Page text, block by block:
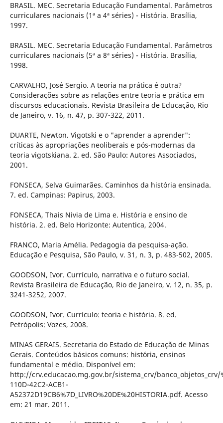
BRASIL. MEC. Secretaria Educação Fundamental. Parâmetros
curriculares nacionais (1ª a 4ª séries) - História. Brasília,
1997.
BRASIL. MEC. Secretaria Educação Fundamental. Parâmetros
curriculares nacionais (5ª a 8ª séries) - História. Brasília,
1998.
CARVALHO, José Sergio. A teoria na prática é outra?
Considerações sobre as relações entre teoria e prática em
discursos educacionais. Revista Brasileira de Educação, Rio
de Janeiro, v. 16, n. 47, p. 307-322, 2011.
DUARTE, Newton. Vigotski e o "aprender a aprender":
críticas às apropriações neoliberais e pós-modernas da
teoria vigotskiana. 2. ed. São Paulo: Autores Associados,
2001.
FONSECA, Selva Guimarães. Caminhos da história ensinada.
7. ed. Campinas: Papirus, 2003.
FONSECA, Thais Nivia de Lima e. História e ensino de
história. 2. ed. Belo Horizonte: Autentica, 2004.
FRANCO, Maria Amélia. Pedagogia da pesquisa-ação.
Educação e Pesquisa, São Paulo, v. 31, n. 3, p. 483-502, 2005.
GOODSON, Ivor. Currículo, narrativa e o futuro social.
Revista Brasileira de Educação, Rio de Janeiro, v. 12, n. 35, p.
3241-3252, 2007.
GOODSON, Ivor. Currículo: teoria e história. 8. ed.
Petrópolis: Vozes, 2008.
MINAS GERAIS. Secretaria do Estado de Educação de Minas
Gerais. Conteúdos básicos comuns: história, ensinos
fundamental e médio. Disponível em:
http://crv.educacao.mg.gov.br/sistema_crv/banco_objetos_crv/
110D-42C2-ACB1-
A52372D19CB6%7D_LIVRO%20DE%20HISTORIA.pdf. Acesso
em: 21 mar. 2011.